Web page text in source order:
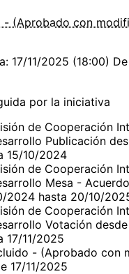
- (Aprobado con
17/11/2025 (18:00)
por la iniciativa
de Cooperación
Publicación
15/10/2024
de Cooperación
Mesa -
2024 hasta 20/10/
de Cooperación
Votación
17/11/2025
- (Aprobado con
17/11/2025